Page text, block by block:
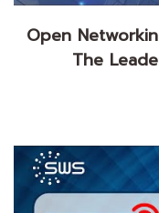
Open
The